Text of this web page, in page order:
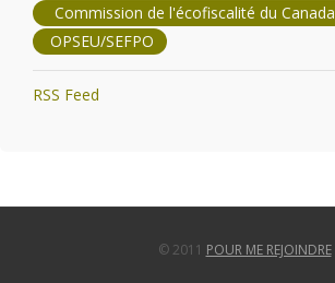
Commission de l'écofiscalité du Canada
OPSEU/SEFPO
RSS Feed
© 2011 POUR ME REJOINDRE